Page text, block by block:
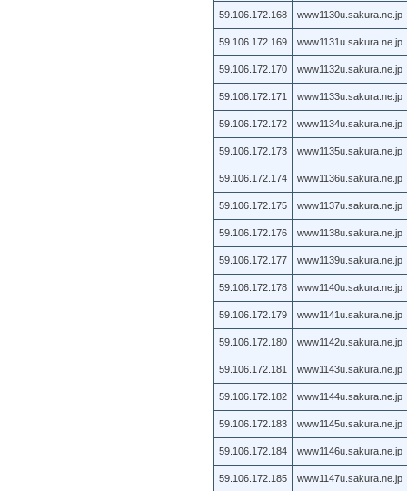
59.106.172.168 www1130u.sakura.ne.jp
59.106.172.169 www1131u.sakura.ne.jp
59.106.172.170 www1132u.sakura.ne.jp
59.106.172.171 www1133u.sakura.ne.jp
59.106.172.172 www1134u.sakura.ne.jp
59.106.172.173 www1135u.sakura.ne.jp
59.106.172.174 www1136u.sakura.ne.jp
59.106.172.175 www1137u.sakura.ne.jp
59.106.172.176 www1138u.sakura.ne.jp
59.106.172.177 www1139u.sakura.ne.jp
59.106.172.178 www1140u.sakura.ne.jp
59.106.172.179 www1141u.sakura.ne.jp
59.106.172.180 www1142u.sakura.ne.jp
59.106.172.181 www1143u.sakura.ne.jp
59.106.172.182 www1144u.sakura.ne.jp
59.106.172.183 www1145u.sakura.ne.jp
59.106.172.184 www1146u.sakura.ne.jp
59.106.172.185 www1147u.sakura.ne.jp